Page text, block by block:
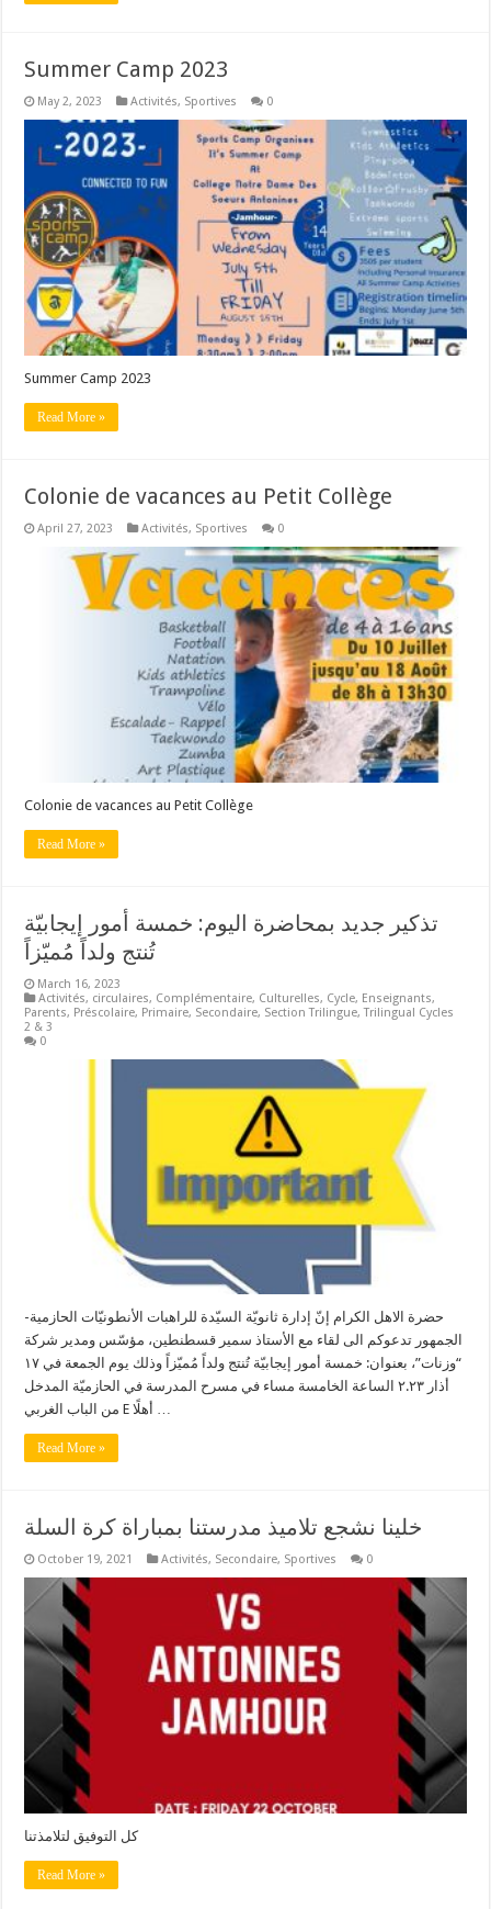
Summer Camp 2023
May 2, 2023 Activités, Sportives 0
Summer Camp 2023
Read More »
Colonie de vacances au Petit Collège
April 27, 2023 Activités, Sportives 0
Colonie de vacances au Petit Collège
Read More »
تذكير جديد بمحاضرة اليوم: خمسة أمور إيجابيّة
تُنتج ولداً مُميّزاً
March 16, 2023
Activités, circulaires, Complémentaire, Culturelles, Cycle, Enseignants,
Parents, Préscolaire, Primaire, Secondaire, Section Trilingue,Trilingual Cycles
2 & 3
0
حضرة الاهل الكرام إنّ إدارة ثانويّة السيّدة للراهبات الأنطونيّات الحازمية-
الجمهور تدعوكم الى لقاء مع الأستاذ سمير قسطنطين، مؤسّس ومدير شركة
“وزنات”، بعنوان: خمسة أمور إيجابيّة تُنتج ولداً مُميّزاً وذلك يوم الجمعة في ١٧
أذار ٢.٢٣ الساعة الخامسة مساء في مسرح المدرسة في الحازميّة المدخل
من الباب الغربي E أهلًا …
Read More »
خلينا نشجع تلاميذ مدرستنا بمباراة كرة السلة
October 19, 2021 Activités, Secondaire, Sportives 0
كل التوفيق لتلامذتنا
Read More »